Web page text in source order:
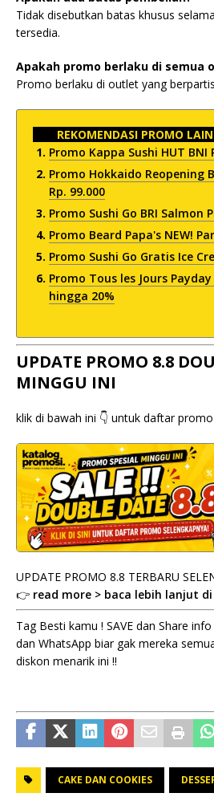
Tidak disebutkan batas khusus
tersedia.
Apakah promo berlaku di semua
Promo berlaku di outlet yang
REKOMENDASI PROMO
Promo Kappa Sushi HUT BNI
Promo Hokkaido Reopening
Rp. 99.000
Promo Sushi Go BRI Salmon
Promo Beard Papa's NEW!
Promo Sushi Go Gratis Ice
Promo Tous les Jours
hingga 20%
UPDATE PROMO 8.8
MINGGU INI
klik di bawah ini 👇 untuk daftar
UPDATE PROMO 8.8 TERBARU
👉 read more > baca lebih lanjut
Tag Besti kamu ! SAVE dan Share
dan WhatsApp biar gak mereka
diskon menarik ini !!
CAKE DAN COOKIES